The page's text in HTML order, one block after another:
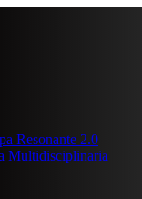
Resonante 2.0
Multidisciplinaria